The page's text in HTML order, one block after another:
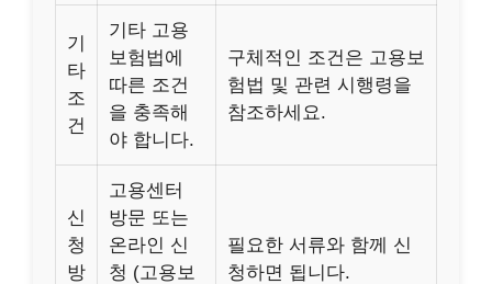
기
타
조
건
기타 고용
보험법에
따른 조건
을 충족해
야 합니다.
구체적인 조건은 고용보
험법 및 관련 시행령을
참조하세요.
신
청
방
고용센터
방문 또는
온라인 신
청 (고용보
필요한 서류와 함께 신
청하면 됩니다.